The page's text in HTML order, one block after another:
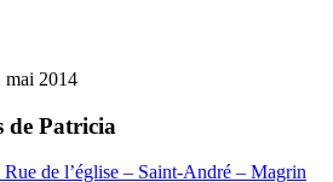
mai 2014
de Patricia
de l’église – Saint-André – Magrin